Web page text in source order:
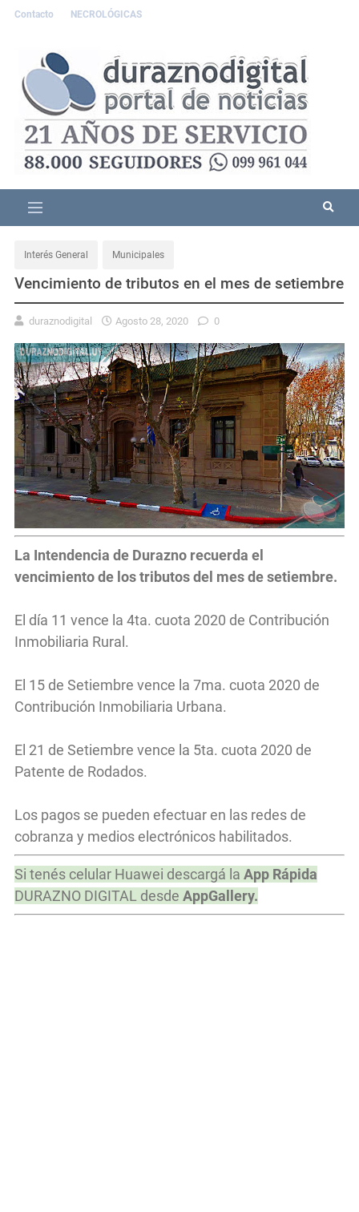
Contacto NECROLÓGICAS
Interés General Municipales
Vencimiento de tributos en el mes de setiembre
duraznodigital Agosto 28, 2020 0
La Intendencia de Durazno recuerda el
vencimiento de los tributos del mes de setiembre.
El día 11 vence la 4ta. cuota 2020 de Contribución
Inmobiliaria Rural.
El 15 de Setiembre vence la 7ma. cuota 2020 de
Contribución Inmobiliaria Urbana.
El 21 de Setiembre vence la 5ta. cuota 2020 de
Patente de Rodados.
Los pagos se pueden efectuar en las redes de
cobranza y medios electrónicos habilitados.
Si tenés celular Huawei descargá la App Rápida
DURAZNO DIGITAL desde AppGallery.